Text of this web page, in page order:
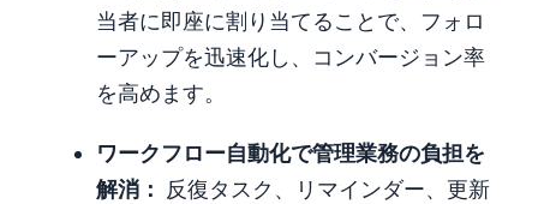
当者に即座に割り当てることで、フォロ
ーアップを迅速化し、コンバージョン率
を高めます。
ワークフロー自動化で管理業務の負担を
解消： 反復タスク、リマインダー、更新